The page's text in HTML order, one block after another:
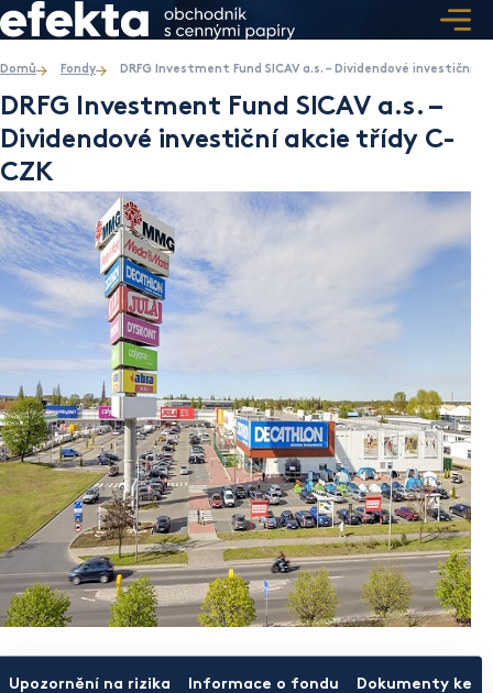
Domů Fondy DRFG Investment Fund SICAV a.s. – Dividendové investiční
DRFG Investment Fund SICAV a.s. –
Dividendové investiční akcie třídy C-
CZK
Upozornění na rizika Informace o fondu Dokumenty ke